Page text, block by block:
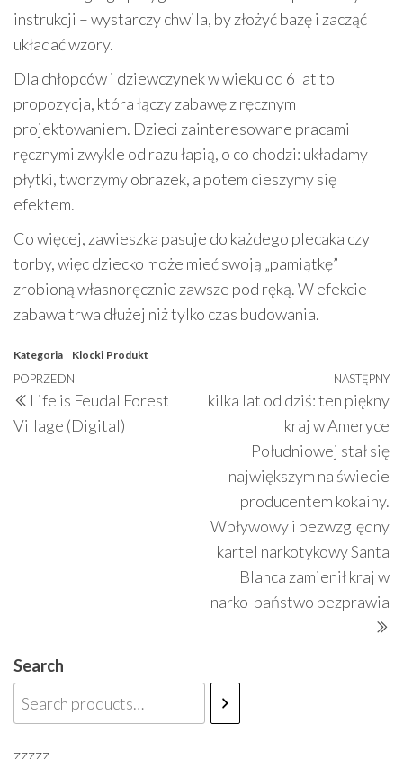
instrukcji – wystarczy chwila, by złożyć bazę i zacząć
układać wzory.
Dla chłopców i dziewczynek w wieku od 6 lat to
propozycja, która łączy zabawę z ręcznym
projektowaniem. Dzieci zainteresowane pracami
ręcznymi zwykle od razu łapią, o co chodzi: układamy
płytki, tworzymy obrazek, a potem cieszymy się
efektem.
Co więcej, zawieszka pasuje do każdego plecaka czy
torby, więc dziecko może mieć swoją „pamiątkę”
zrobioną własnoręcznie zawsze pod ręką. W efekcie
zabawa trwa dłużej niż tylko czas budowania.
Kategoria Klocki Produkt
Nawigacja
wpisu
Poprzedni
wpis
POPRZEDNI
Life is Feudal Forest
Village (Digital)
NASTĘPNY
kilka lat od dziś: ten piękny
kraj w Ameryce
Południowej stał się
największym na świecie
producentem kokainy.
Wpływowy i bezwzględny
kartel narkotykowy Santa
Blanca zamienił kraj w
narko-państwo bezprawia
Search
zzzzz